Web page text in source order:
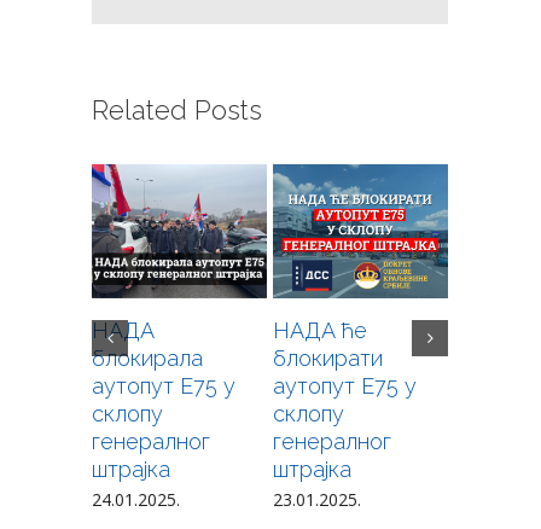
Related Posts
НАДА
блокирала
аутопут Е75 у
склопу
генералног
штрајка
24.01.2025.
НАДА ће
блокирати
аутопут Е75 у
склопу
генералног
штрајка
23.01.2025.